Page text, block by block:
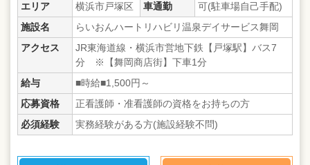
エリア
横浜市戸塚区 車通勤
可(駐車場自己手配)
施設名
らいおんハートリハビリ温泉デイサービス舞岡
アクセス
JR東海道線・横浜市営地下鉄【戸塚駅】バス7
分 ※【舞岡商店街】下車1分
給与
■時給■1,500円～
応募資格
正看護師・准看護師の資格をお持ちの方
必須経験
実務経験がある方(施設経験不問)